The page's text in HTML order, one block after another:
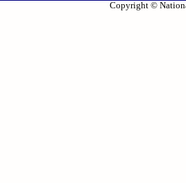
Copyright ©